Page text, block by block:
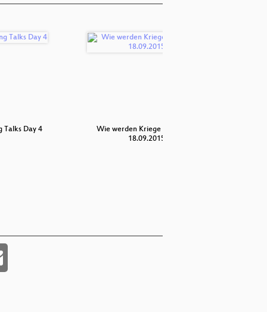
Talks Day 4
Wie werden Kriege gemacht -
18.09.2015